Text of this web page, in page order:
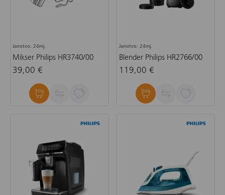
Jamstvo: 24mj.
Mikser Philips HR3740/00
39,00 €
Jamstvo: 24mj.
Blender Philips HR2766/00
119,00 €